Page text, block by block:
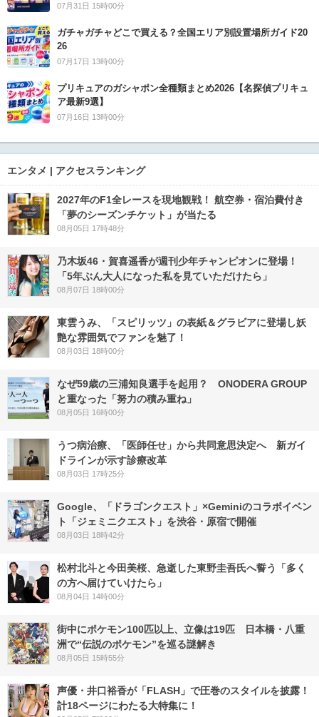
07月31日 15時00分
ガチャガチャどこで買える？全国エリア別設置場所ガイド20
26
07月17日 13時00分
プリキュアのガシャポン全種類まとめ2026【名探偵プリキュ
ア最新9選】
07月16日 13時00分
エンタメ | アクセスランキング
2027年のF1全レースを現地観戦！ 航空券・宿泊費付き
「夢のシーズンチケット」が当たる
08月05日 17時48分
乃木坂46・賀喜遥香が週刊少年チャンピオンに登場！
「5年ぶん大人になった私を見ていただけたら」
08月07日 18時00分
東雲うみ、「スピリッツ」の表紙＆グラビアに登場し妖
艶な雰囲気でファンを魅了！
08月03日 18時00分
なぜ59歳の三浦知良選手を起用？ ONODERA GROUP
と重なった「努力の積み重ね」
08月05日 16時00分
うつ病治療、「医師任せ」から共同意思決定へ 新ガイ
ドラインが示す診療改革
08月03日 17時25分
Google、「ドラゴンクエスト」×Geminiのコラボイベン
ト「ジェミニクエスト」を渋谷・原宿で開催
08月03日 18時42分
松村北斗と今田美桜、急逝した東野圭吾氏へ誓う「多く
の方へ届けていけたら」
08月04日 14時00分
街中にポケモン100匹以上、立像は19匹 日本橋・八重
洲で“伝説のポケモン”を巡る謎解き
08月05日 15時55分
声優・井口裕香が「FLASH」で圧巻のスタイルを披露！
計18ページにわたる大特集に！